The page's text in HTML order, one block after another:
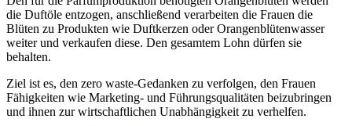
die Duftöle entzogen, anschließend verarbeiten die Frauen die
Blüten zu Produkten wie Duftkerzen oder Orangenblütenwasser
weiter und verkaufen diese. Den gesamtem Lohn dürfen sie
behalten.
Ziel ist es, den zero waste-Gedanken zu verfolgen, den Frauen
Fähigkeiten wie Marketing- und Führungsqualitäten beizubringen
und ihnen zur wirtschaftlichen Unabhängigkeit zu verhelfen.